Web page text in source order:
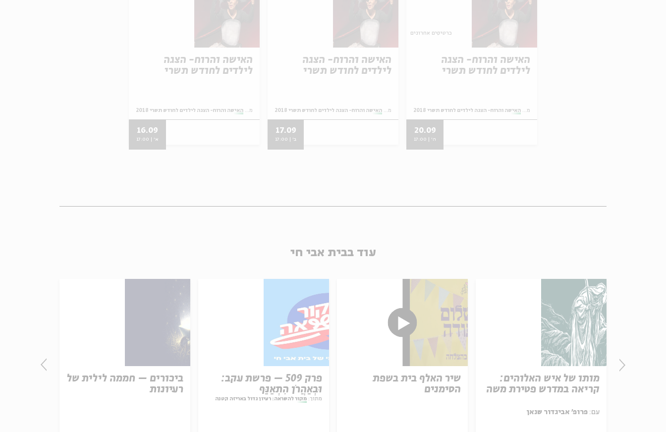
כרטיסים אחרונים
האישה והרוח- הצגה
לילדים לחודש תשרי
מתוך: האישה והרוח- הצגה לילדים לחודש תשרי 2018
20.09
ה' | 17:00
האישה והרוח- הצגה
לילדים לחודש תשרי
מתוך: האישה והרוח- הצגה לילדים לחודש תשרי 2018
17.09
ב' | 17:00
האישה והרוח- הצגה
לילדים לחודש תשרי
מתוך: האישה והרוח- הצגה לילדים לחודש תשרי 2018
16.09
א' | 17:00
עוד בבית אבי חי
ביכורים – חממה לילית של
רעיונות
פרק 509 – פרשת עקב:
וּבְאַהֲרֹן הִתְאַנַּף
מתוך: מקור להשראה: רעיון גדול באריזה קטנה
שיר האלף בית בשפת
הסימנים
מותו של איש האלוהים:
קריאה במדרש פטירת משה
עם: